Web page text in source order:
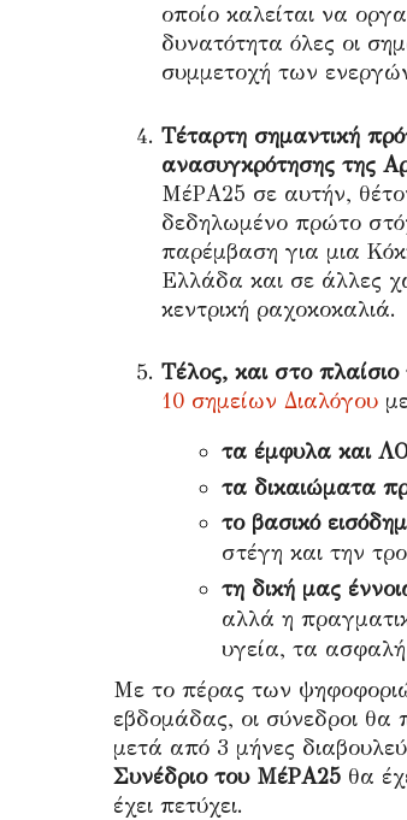
οποίο καλείται να
δυνατότητα όλες οι
συμμετοχή των
Τέταρτη σημαντική
ανασυγκρότησης της
ΜέΡΑ25 σε αυτήν,
δεδηλωμένο πρώτο
παρέμβαση για μια
Ελλάδα και σε άλλες
κεντρική ραχοκοκαλιά.
Τέλος, και στο
10 σημείων Διαλόγου
τα έμφυλα και
τα δικαιώματα
το βασικό
στέγη και την
τη δική μας
αλλά η
υγεία, τα
Με το πέρας των
εβδομάδας, οι σύνεδροι
μετά από 3 μήνες
Συνέδριο του ΜέΡΑ25 θα
έχει πετύχει.